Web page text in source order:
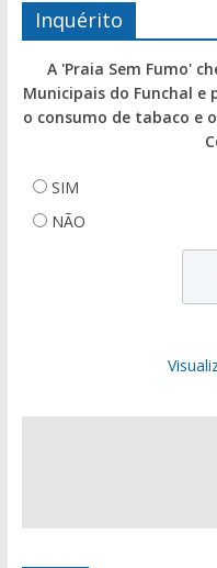
Inquérito
A 'Praia Sem Fumo'
Municipais do Funchal e
o consumo de tabaco e
SIM
NÃO